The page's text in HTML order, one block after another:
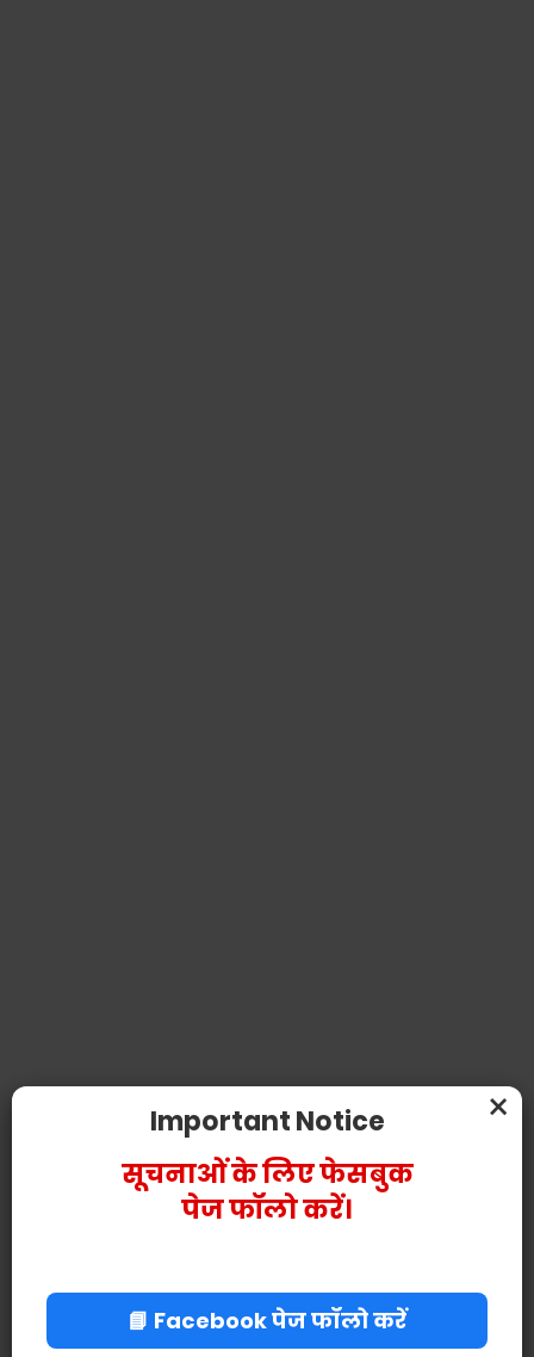
×
Important Notice
सूचनाओं के लिए फेसबुक
पेज फॉलो करें।
📘 Facebook पेज फॉलो करें